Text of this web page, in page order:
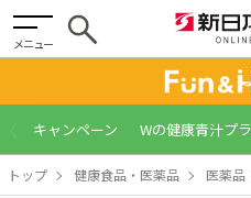
メニュー
キャンペーン Wの健康青汁プ
トップ 健康食品・医薬品 医薬品